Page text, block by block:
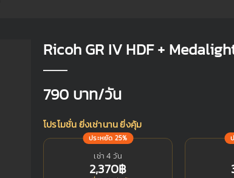
Ricoh GR IV HDF +
790 บาท/วัน
โปรโมชั่น ยิ่งเช่านาน ยิ่งคุ้ม
ประหยัด 25%
เช่า 4 วัน
2,370฿